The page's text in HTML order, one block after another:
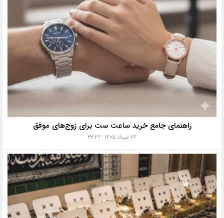
راهنمای جامع خرید ساعت ست برای زوج‌های موفق
۲۶ خرداد ۱۴۰۵ - ۲۳:۲۹